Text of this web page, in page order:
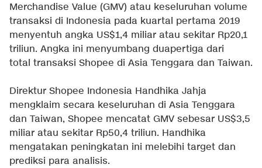
Merchandise Value (GMV) atau keseluruhan volume
transaksi di Indonesia pada kuartal pertama 2019
menyentuh angka US$1,4 miliar atau sekitar Rp20,1
triliun. Angka ini menyumbang duapertiga dari
total transaksi Shopee di Asia Tenggara dan Taiwan.
Direktur Shopee Indonesia Handhika Jahja
mengklaim secara keseluruhan di Asia Tenggara
dan Taiwan, Shopee mencatat GMV sebesar US$3,5
miliar atau sekitar Rp50,4 triliun. Handhika
mengatakan peningkatan ini melebihi target dan
prediksi para analisis.